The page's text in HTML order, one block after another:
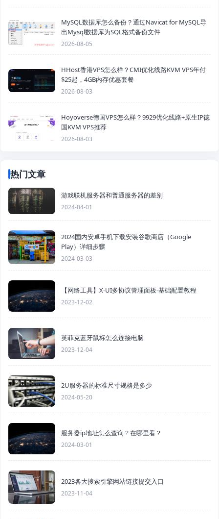
MySQL数据库怎么备份？通过Navicat for MySQL导
出Mysql数据库为SQL格式备份文件
2026-08-05
HHost香港VPS怎么样？CMI优化线路KVM VPS年付
$25起，4GB内存优惠套餐
2026-08-03
Hoyoverse德国VPS怎么样？9929优化线路+原生IP德
国KVM VPS推荐
2026-08-03
热门文章
游戏联机服务器和普通服务器的差别
2024-04-01
2024国内安卓手机下载安装谷歌商店（Google
Play）详细步骤
2024-03-03
【网络工具】X-UI多协议管理面板-基础配置教程
2023-12-02
英菲克蓝牙鼠标怎么连接电脑
2023-12-04
2U服务器的标准尺寸规格是多少
2024-05-20
服务器ip地址怎么查询？在哪里看？
2024-03-01
2023各大搜索引擎网站链接提交入口
2023-11-04